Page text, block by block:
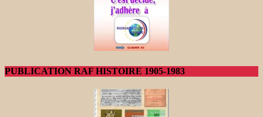
PUBLICATION RAF HISTOIRE 1905-1983